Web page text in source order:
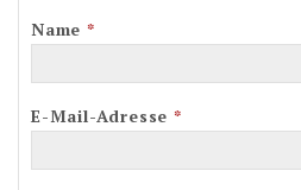
Name *
E-Mail-Adresse*